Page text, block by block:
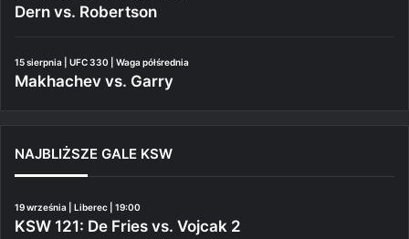
Dern vs. Robertson
15 sierpnia | UFC 330 | Waga półśrednia
Makhachev vs. Garry
NAJBLIŻSZE GALE KSW
19 września | Liberec | 19:00
KSW 121: De Fries vs. Vojcak 2